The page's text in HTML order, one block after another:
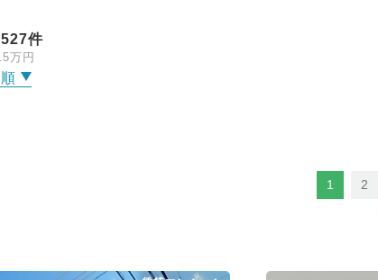
527件
万円
順
1 2